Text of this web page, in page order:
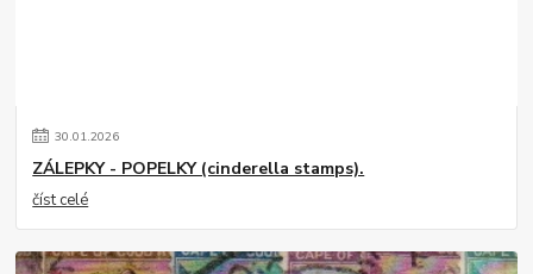
30.01.2026
ZÁLEPKY - POPELKY (cinderella stamps).
číst celé